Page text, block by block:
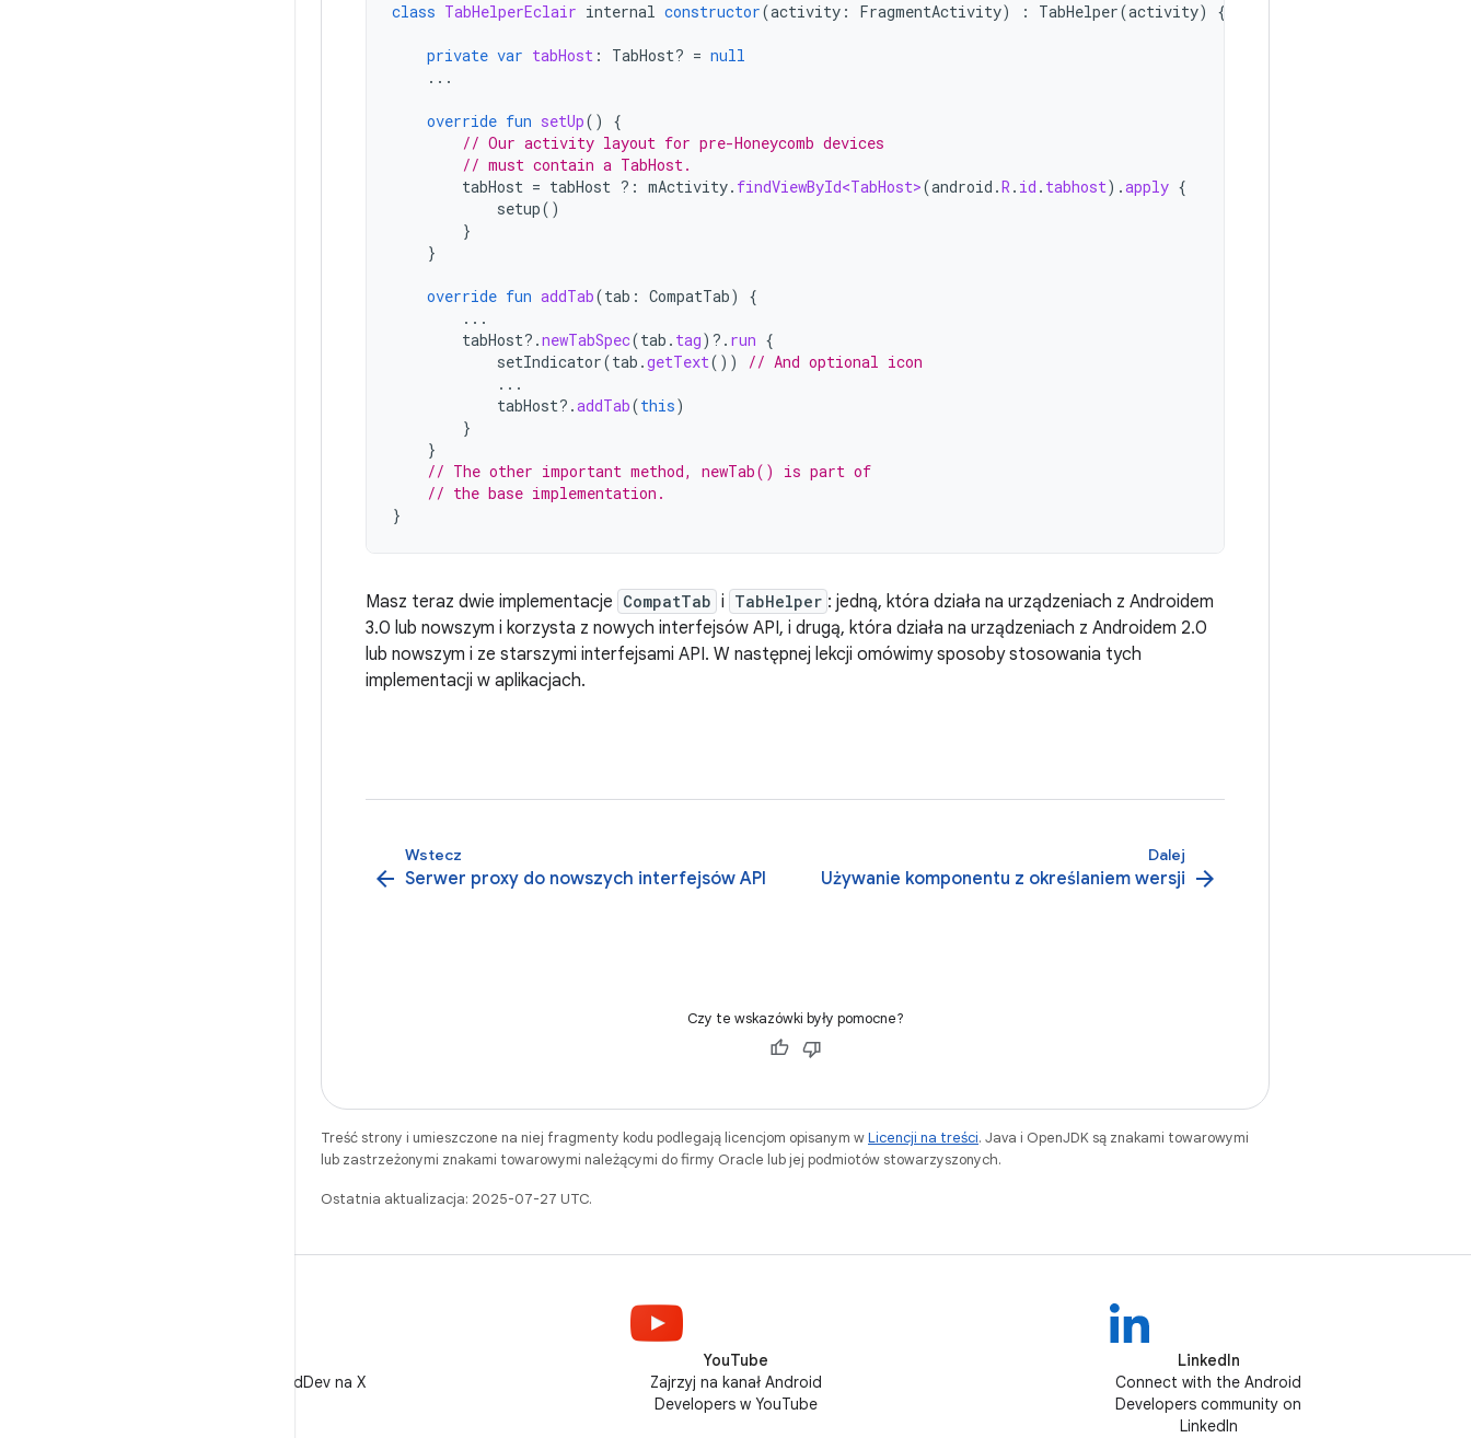
class TabHelperEclair internal constructor(activity : FragmentActivity) : TabHelper(activity) {
private var tabHost : TabHost? = null
...
override fun setUp()
{
// Our activity layout for pre-Honeycomb devices
// must contain a TabHost.
tabHost = tabHost ?: mActivity. findViewById<TabHost>(android .R . id . tabhost).apply {
setup()
}
}
override fun addTab(tab : CompatTab)
{
...
tabHost?.newTabSpec(tab . tag) ?. run {
setIndicator(tab .getText())
// And optional icon
...
tabHost?.addTab(this)
}
}
// The other important method, newTab() is part of
// the base implementation.
}
Masz teraz dwie implementacje CompatTab i TabHelper : jedną, która działa na urządzeniach z Androidem
3.0 lub nowszym i korzysta z nowych interfejsów API, i drugą, która działa na urządzeniach z Androidem 2.0
lub nowszym i ze starszymi interfejsami API. W następnej lekcji omówimy sposoby stosowania tych
implementacji w aplikacjach.
Wstecz
arrow_back Serwer proxy do nowszych interfejsów API
Dalej
Używanie komponentu z określaniem wersji arrow_forward
Czy te wskazówki były pomocne?
Treść strony i umieszczone na niej fragmenty kodu podlegają licencjom opisanym wLicencji na treści. Java i OpenJDK są znakami towarowymi
lub zastrzeżonymi znakami towarowymi należącymi do firmy Oracle lub jej podmiotów stowarzyszonych.
Ostatnia aktualizacja: 2025-07-27 UTC.
Obserwuj @AndroidDev na X
YouTube
Zajrzyj na kanał Android
Developers w YouTube
LinkedIn
Connect with the Android
Developers community on
LinkedIn